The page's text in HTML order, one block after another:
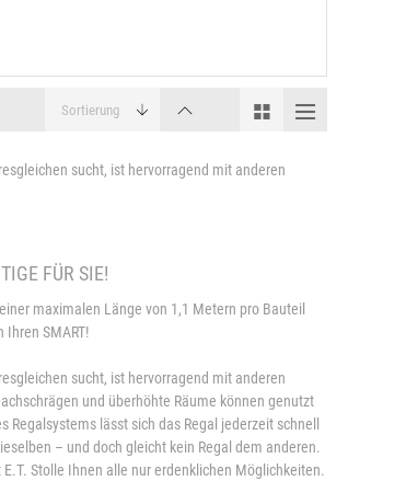
sucht, ist hervorragend mit anderen
FÜR SIE!
maximalen Länge von 1,1 Metern pro Bauteil
SMART!
sucht, ist hervorragend mit anderen
und überhöhte Räume können genutzt
lässt sich das Regal jederzeit schnell
– und doch gleicht kein Regal dem anderen.
Stolle Ihnen alle nur erdenklichen Möglichkeiten.